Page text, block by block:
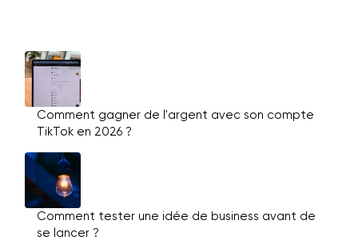
Comment gagner de l'argent avec son compte
TikTok en 2026 ?
Comment tester une idée de business avant de
se lancer ?